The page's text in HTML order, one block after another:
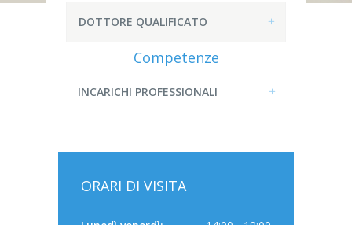
DOTTORE QUALIFICATO
Competenze
INCARICHI PROFESSIONALI
ORARI DI VISITA